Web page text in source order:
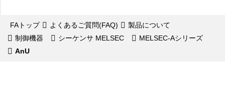
FAトップ よくあるご質問(FAQ)
製品について
制御機器
シーケンサ MELSEC
MELSEC-Aシリーズ
AnU